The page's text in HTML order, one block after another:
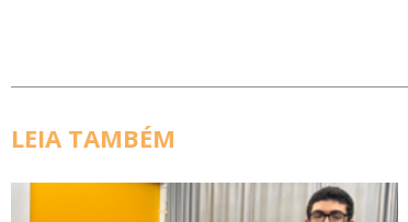
LEIA TAMBÉM